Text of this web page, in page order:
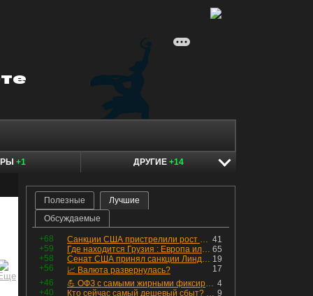
+1 ДРУГИЕ +14
Полезные
Лучшие
Обсуждаемые
+68 41
Санкции США пристрелили рост акций в России
+59
65
Где находится Грузия : Европа или Азия
+58
19
Сенат США принял санкции Линдси Грэма против России
+56
17
📈 Валюта развернулась?
+46
4
💪 ОФЗ с самыми жирными фиксированными купонами
+40
9
Кто сейчас самый дешевый сбыт? Сводный пост по сбытовым компаниям по отчетам РСБУ за Q2 26г.